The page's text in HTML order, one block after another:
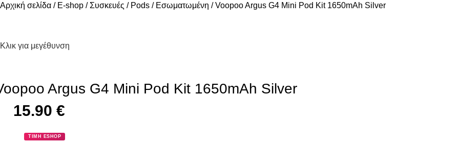
Αρχική σελίδα
E-shop Συσκευές Pods Εσωματωμένη Voopoo Argus G4 Mini Pod Kit 1650mAh Silver
Κλικ για μεγέθυνση
Argus G4 Mini Pod Kit 1650mAh Silver
15.90€
ΤΙΜΗ ESHOP